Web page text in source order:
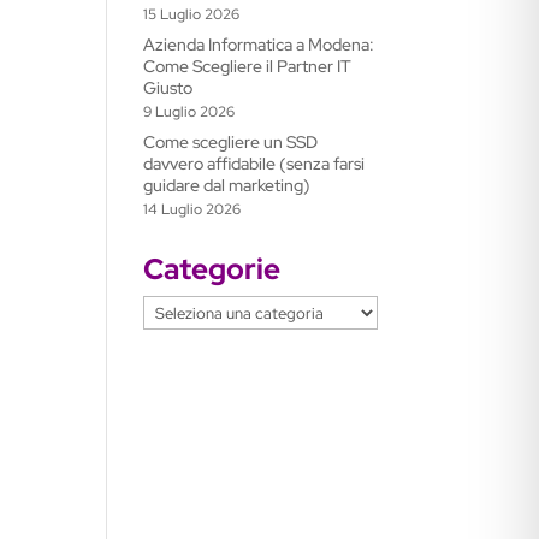
15 Luglio 2026
Azienda Informatica a Modena:
Come Scegliere il Partner IT
Giusto
9 Luglio 2026
Come scegliere un SSD
davvero affidabile (senza farsi
guidare dal marketing)
14 Luglio 2026
Categorie
Categorie